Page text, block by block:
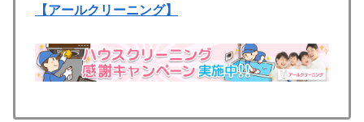
【アールクリーニング】